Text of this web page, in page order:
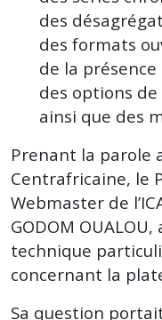
des
des formats
de la
des options
ainsi que des
Prenant la parole
Centrafricaine, le
Webmaster de
GODOM
technique
concernant la
Sa question